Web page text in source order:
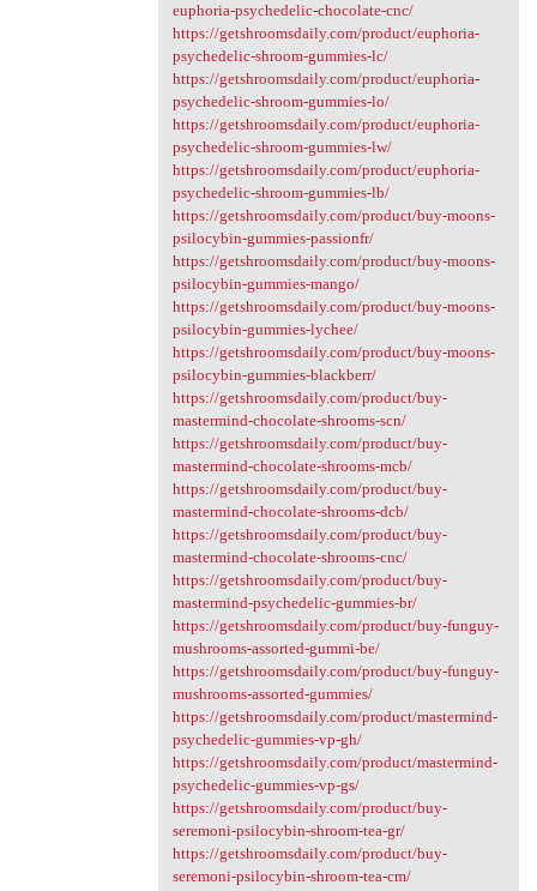
euphoria-psychedelic-chocolate-cnc/
https://getshroomsdaily.com/product/euphoria-
psychedelic-shroom-gummies-lc/
https://getshroomsdaily.com/product/euphoria-
psychedelic-shroom-gummies-lo/
https://getshroomsdaily.com/product/euphoria-
psychedelic-shroom-gummies-lw/
https://getshroomsdaily.com/product/euphoria-
psychedelic-shroom-gummies-lb/
https://getshroomsdaily.com/product/buy-moons-
psilocybin-gummies-passionfr/
https://getshroomsdaily.com/product/buy-moons-
psilocybin-gummies-mango/
https://getshroomsdaily.com/product/buy-moons-
psilocybin-gummies-lychee/
https://getshroomsdaily.com/product/buy-moons-
psilocybin-gummies-blackberr/
https://getshroomsdaily.com/product/buy-
mastermind-chocolate-shrooms-scn/
https://getshroomsdaily.com/product/buy-
mastermind-chocolate-shrooms-mcb/
https://getshroomsdaily.com/product/buy-
mastermind-chocolate-shrooms-dcb/
https://getshroomsdaily.com/product/buy-
mastermind-chocolate-shrooms-cnc/
https://getshroomsdaily.com/product/buy-
mastermind-psychedelic-gummies-br/
https://getshroomsdaily.com/product/buy-funguy-
mushrooms-assorted-gummi-be/
https://getshroomsdaily.com/product/buy-funguy-
mushrooms-assorted-gummies/
https://getshroomsdaily.com/product/mastermind-
psychedelic-gummies-vp-gh/
https://getshroomsdaily.com/product/mastermind-
psychedelic-gummies-vp-gs/
https://getshroomsdaily.com/product/buy-
seremoni-psilocybin-shroom-tea-gr/
https://getshroomsdaily.com/product/buy-
seremoni-psilocybin-shroom-tea-cm/